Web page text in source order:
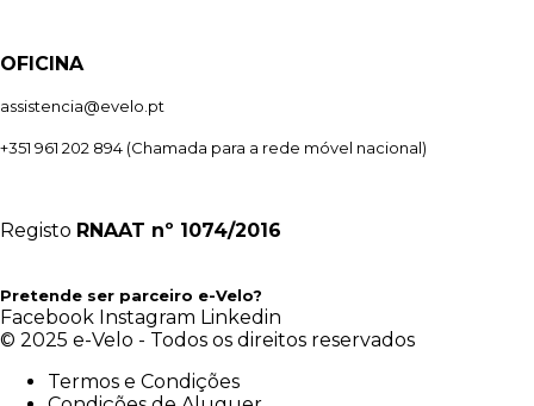
OFICINA
assistencia@evelo.pt
+351 961 202 894 (Chamada para a rede móvel nacional)
Registo RNAAT nº 1074/2016
Pretende ser parceiro e-Velo?
Facebook Instagram Linkedin
© 2025 e-Velo - Todos os direitos reservados
Termos e Condições